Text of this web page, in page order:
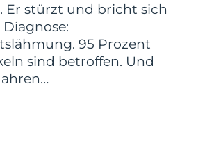
Er stürzt und bricht sich
Diagnose:
95 Prozent
sind betroffen. Und